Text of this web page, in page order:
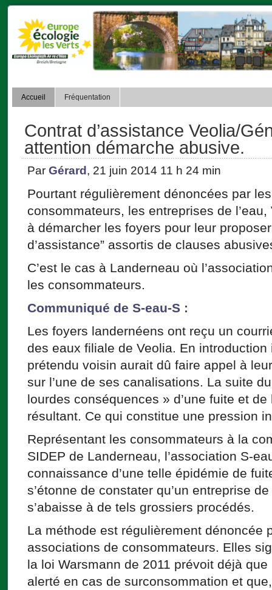
Accueil Fréquentation
Contrat d’assistance Veolia/
attention démarche abusive.
Par Gérard , 21 juin 2014 11 h 24 min
Pourtant régulièrement dénoncées par
consommateurs, les entreprises de
à démarcher les foyers pour leur
d’assistance” assortis de clauses
C’est le cas à Landerneau où
les consommateurs.
Communiqué de S-eau-S :
Les foyers landernéens ont reçu un
des eaux filiale de Veolia. En introduction
prétendu voisin aurait dû faire appel à
sur l’une de ses canalisations. La suite
lourdes conséquences » d’une fuite et
résultant. Ce qui constitue une pression
Représentant les consommateurs à la
SIDEP de Landerneau, l’association S-
connaissance d’une telle épidémie de
s’étonne de constater qu’un entreprise
s’abaisse à de tels grossiers procédés.
La méthode est régulièrement dénoncée
associations de consommateurs. Elles
la loi Warsmann de 2011 prévoit déjà
alerté en cas de surconsommation et